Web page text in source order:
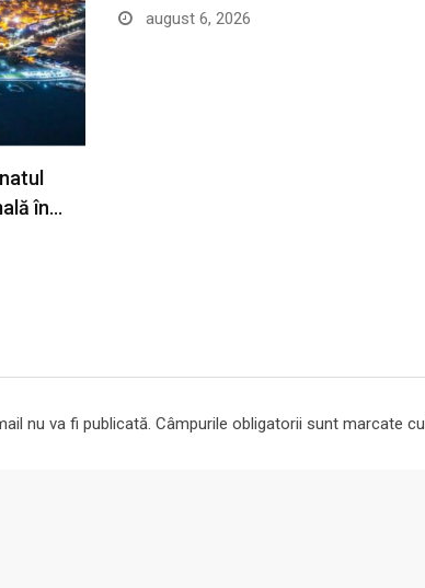
în…
august 6, 2026
nu va fi publicată. Câmpurile obligatorii sunt marcate cu